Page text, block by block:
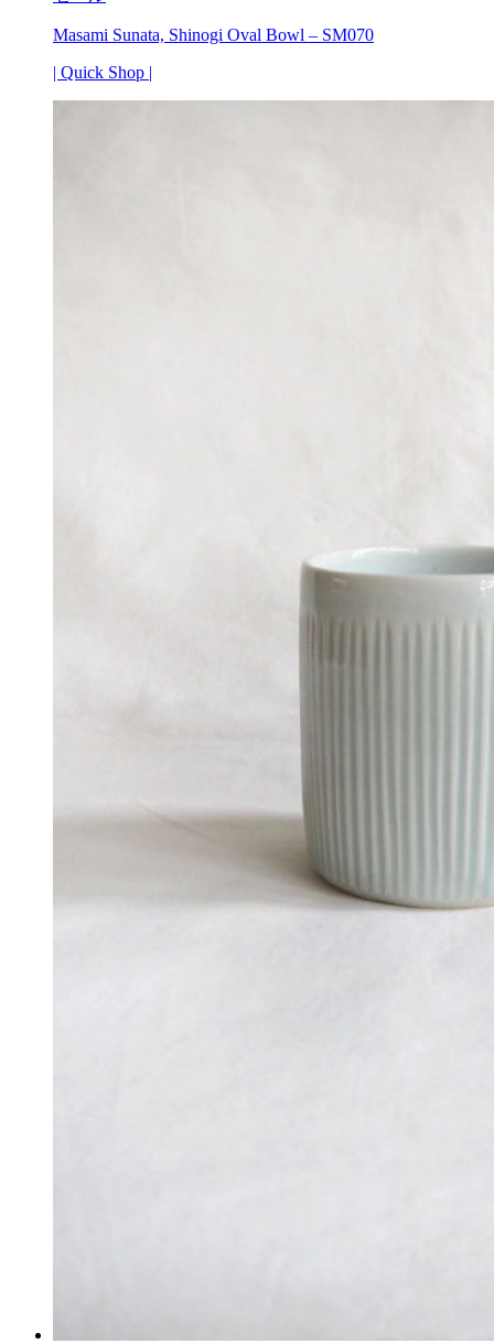
格
は
¥16,500
価
格
Masami Sunata, Shinogi Oval Bowl – SM070
| Quick Shop |